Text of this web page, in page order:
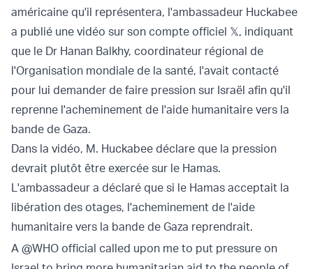
américaine qu'il représentera, l'ambassadeur Huckabee
a publié une vidéo sur son compte officiel 𝕏, indiquant
que le Dr Hanan Balkhy, coordinateur régional de
l'Organisation mondiale de la santé, l'avait contacté
pour lui demander de faire pression sur Israël afin qu'il
reprenne l'acheminement de l'aide humanitaire vers la
bande de Gaza.
Dans la vidéo, M. Huckabee déclare que la pression
devrait plutôt être exercée sur le Hamas.
L'ambassadeur a déclaré que si le Hamas acceptait la
libération des otages, l'acheminement de l'aide
humanitaire vers la bande de Gaza reprendrait.
A @WHO official called upon me to put pressure on